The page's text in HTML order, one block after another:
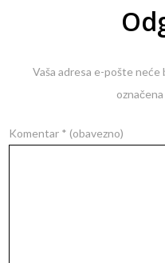
Vaša adresa e-pošte neće
označena
Komentar * (obavezno)